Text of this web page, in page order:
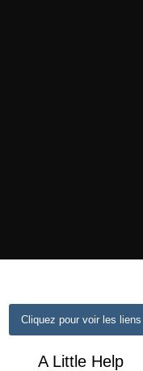
Cliquez pour voir les liens
A Little Help